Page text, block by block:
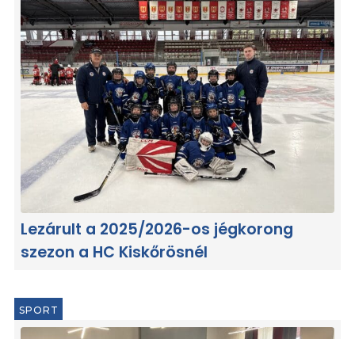
Lezárult a 2025/2026-os jégkorong
szezon a HC Kiskőrösnél
SPORT